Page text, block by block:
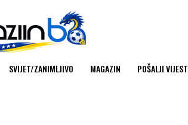
SVIJET/ZANIMLJIVO MAGAZIN POŠALJI VIJEST